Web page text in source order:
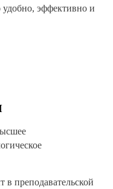
удобно, эффективно и
преподавательской